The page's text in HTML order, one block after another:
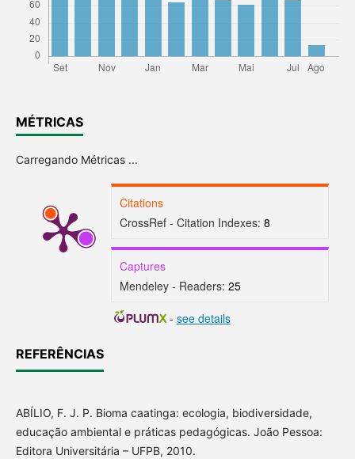
MÉTRICAS
Carregando Métricas ...
Citations
CrossRef - Citation Indexes: 8
Captures
Mendeley - Readers: 25
- see details
REFERÊNCIAS
ABÍLIO, F. J. P. Bioma caatinga: ecologia, biodiversidade,
educação ambiental e práticas pedagógicas. João Pessoa:
Editora Universitária – UFPB, 2010.